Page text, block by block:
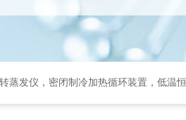
密闭制冷加热循环装置，低温恒温搅拌反应浴，循环冷却